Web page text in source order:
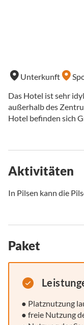
Unterkunft
Das Hotel ist sehr
außerhalb des
Hotel befinden sich
Aktivitäten
In Pilsen kann die
Paket
● Platznutzung
● freie Nutzung